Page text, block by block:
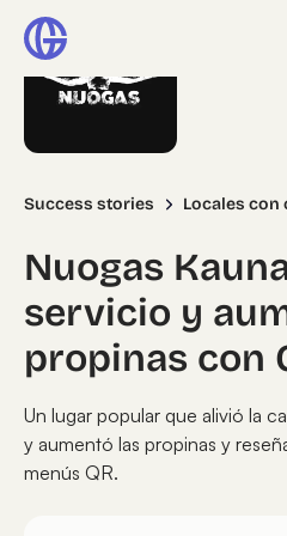
Success stories Locales con
Nuogas
servicio y
propinas con
Un lugar popular que alivió la
y aumentó las propinas y
menús QR.